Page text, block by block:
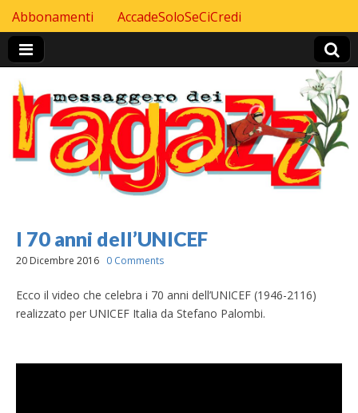
Header Top menu
Skip to content
Abbonamenti AccadeSoloSeCiCredi
I 70 anni dell’UNICEF
20 Dicembre 2016 0 Comments
Ecco il video che celebra i 70 anni dell’UNICEF (1946-2116)
realizzato per UNICEF Italia da Stefano Palombi.